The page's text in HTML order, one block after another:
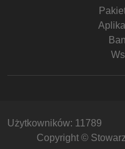
Użytkowników: 11789
Copyright ©